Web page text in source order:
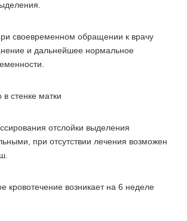
своевременном обращении к врачу
и дальнейшее нормальное
отслойки выделения
при отсутствии лечения возможен
кровотечение возникает на 6 неделе